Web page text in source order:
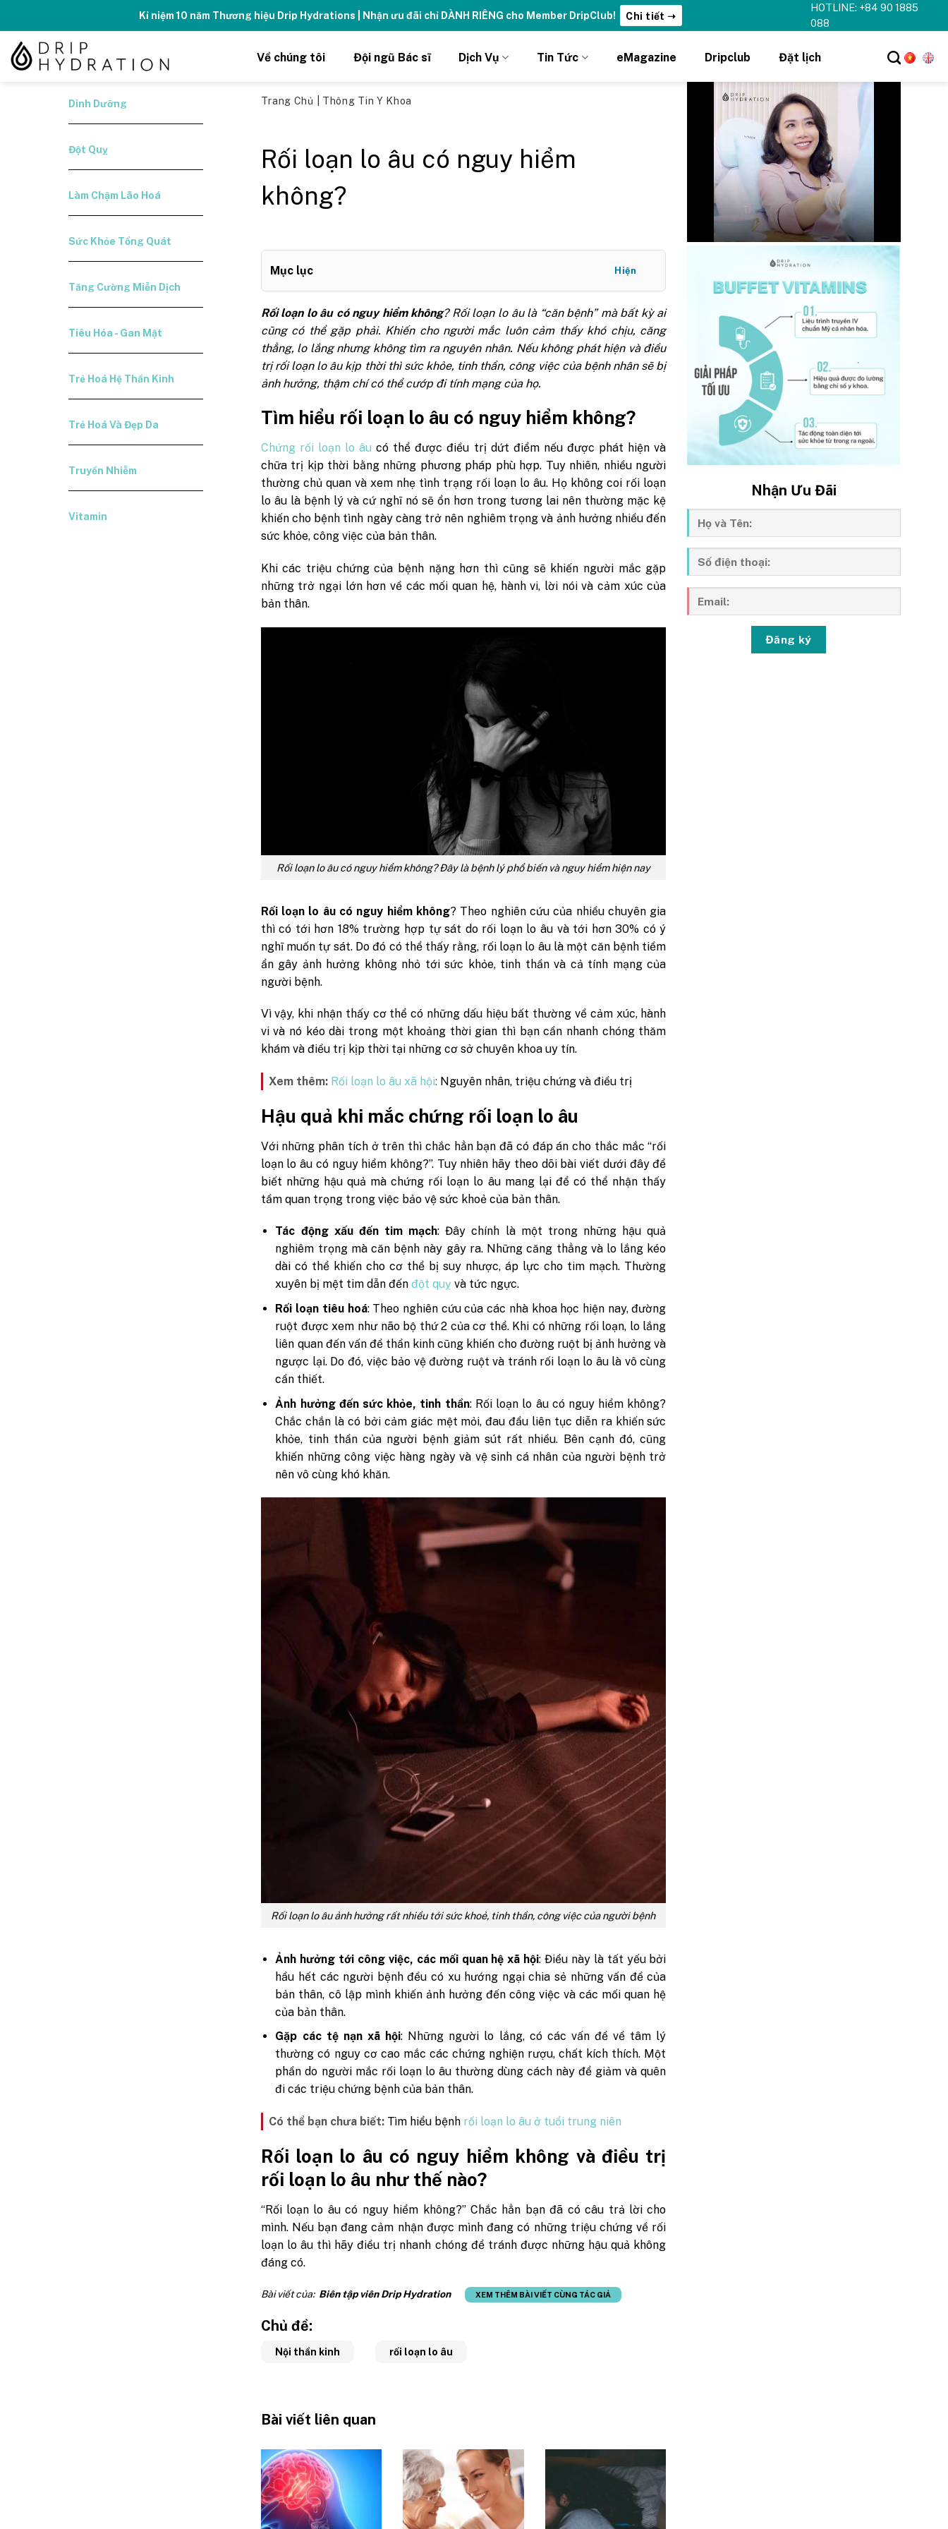
content
Kỉ niệm 10 năm Thương hiệu Drip Hydrations | Nhận ưu đãi chỉ DÀNH RIÊNG cho Member DripClub! Chi tiết ➝
HOTLINE: +84 90 1885
088
Về chúng tôi Đội ngũ Bác sĩ Dịch Vụ Tin Tức eMagazine Dripclub Đặt lịch
Dinh Dưỡng
Đột Quỵ
Làm Chậm Lão Hoá
Sức Khỏe Tổng Quát
Tăng Cường Miễn Dịch
Tiêu Hóa - Gan Mật
Trẻ Hoá Hệ Thần Kinh
Trẻ Hoá Và Đẹp Da
Truyền Nhiễm
Vitamin
Trang Chủ Thông Tin Y Khoa
Rối loạn lo âu có nguy hiểm
không?
Mục lục Hiện
Rối loạn lo âu có nguy hiểm không? Rối loạn lo âu là “căn bệnh” mà bất kỳ ai
cũng có thể gặp phải. Khiến cho người mắc luôn cảm thấy khó chịu, căng
thẳng, lo lắng nhưng không tìm ra nguyên nhân. Nếu không phát hiện và điều
trị rối loạn lo âu kịp thời thì sức khỏe, tinh thần, công việc của bệnh nhân sẽ bị
ảnh hưởng, thậm chí có thể cướp đi tính mạng của họ.
Tìm hiểu rối loạn lo âu có nguy hiểm không?
Chứng rối loạn lo âu có thể được điều trị dứt điểm nếu được phát hiện và
chữa trị kịp thời bằng những phương pháp phù hợp. Tuy nhiên, nhiều người
thường chủ quan và xem nhẹ tình trạng rối loạn lo âu. Họ không coi rối loạn
lo âu là bệnh lý và cứ nghĩ nó sẽ ổn hơn trong tương lai nên thường mặc kệ
khiến cho bệnh tình ngày càng trở nên nghiêm trọng và ảnh hưởng nhiều đến
sức khỏe, công việc của bản thân.
Khi các triệu chứng của bệnh nặng hơn thì cũng sẽ khiến người mắc gặp
những trở ngại lớn hơn về các mối quan hệ, hành vi, lời nói và cảm xúc của
bản thân.
Rối loạn lo âu có nguy hiểm không? Đây là bệnh lý phổ biến và nguy hiểm hiện nay
Rối loạn lo âu có nguy hiểm không? Theo nghiên cứu của nhiều chuyên gia
thì có tới hơn 18% trường hợp tự sát do rối loạn lo âu và tới hơn 30% có ý
nghĩ muốn tự sát. Do đó có thể thấy rằng, rối loạn lo âu là một căn bệnh tiềm
ẩn gây ảnh hưởng không nhỏ tới sức khỏe, tinh thần và cả tính mạng của
người bệnh.
Vì vậy, khi nhận thấy cơ thể có những dấu hiệu bất thường về cảm xúc, hành
vi và nó kéo dài trong một khoảng thời gian thì bạn cần nhanh chóng thăm
khám và điều trị kịp thời tại những cơ sở chuyên khoa uy tín.
Xem thêm: Rối loạn lo âu xã hội: Nguyên nhân, triệu chứng và điều trị
Hậu quả khi mắc chứng rối loạn lo âu
Với những phân tích ở trên thì chắc hẳn bạn đã có đáp án cho thắc mắc “rối
loạn lo âu có nguy hiểm không?”. Tuy nhiên hãy theo dõi bài viết dưới đây để
biết những hậu quả mà chứng rối loạn lo âu mang lại để có thể nhận thấy
tầm quan trọng trong việc bảo vệ sức khoẻ của bản thân.
Tác động xấu đến tim mạch: Đây chính là một trong những hậu quả
nghiêm trọng mà căn bệnh này gây ra. Những căng thẳng và lo lắng kéo
dài có thể khiến cho cơ thể bị suy nhược, áp lực cho tim mạch. Thường
xuyên bị mệt tim dẫn đếnđột quỵ và tức ngực.
Rối loạn tiêu hoá: Theo nghiên cứu của các nhà khoa học hiện nay, đường
ruột được xem như não bộ thứ 2 của cơ thể. Khi có những rối loạn, lo lắng
liên quan đến vấn đề thần kinh cũng khiến cho đường ruột bị ảnh hưởng và
ngược lại. Do đó, việc bảo vệ đường ruột và tránh rối loạn lo âu là vô cùng
cần thiết.
Ảnh hưởng đến sức khỏe, tinh thần: Rối loạn lo âu có nguy hiểm không?
Chắc chắn là có bởi cảm giác mệt mỏi, đau đầu liên tục diễn ra khiến sức
khỏe, tinh thần của người bệnh giảm sút rất nhiều. Bên cạnh đó, cũng
khiến những công việc hàng ngày và vệ sinh cá nhân của người bệnh trở
nên vô cùng khó khăn.
Rối loạn lo âu ảnh hưởng rất nhiều tới sức khoẻ, tinh thần, công việc của người bệnh
Ảnh hưởng tới công việc, các mối quan hệ xã hội: Điều này là tất yếu bởi
hầu hết các người bệnh đều có xu hướng ngại chia sẻ những vấn đề của
bản thân, cô lập mình khiến ảnh hưởng đến công việc và các mối quan hệ
của bản thân.
Gặp các tệ nạn xã hội: Những người lo lắng, có các vấn đề về tâm lý
thường có nguy cơ cao mắc các chứng nghiện rượu, chất kích thích. Một
phần do người mắc rối loạn lo âu thường dùng cách này để giảm và quên
đi các triệu chứng bệnh của bản thân.
Có thể bạn chưa biết: Tìm hiểu bệnh rối loạn lo âu ở tuổi trung niên
Rối loạn lo âu có nguy hiểm không và điều trị
rối loạn lo âu như thế nào?
“Rối loạn lo âu có nguy hiểm không?” Chắc hẳn bạn đã có câu trả lời cho
mình. Nếu bạn đang cảm nhận được mình đang có những triệu chứng về rối
loạn lo âu thì hãy điều trị nhanh chóng để tránh được những hậu quả không
đáng có.
Bài viết của: Biên tập viên Drip Hydration XEM THÊM BÀI VIẾT CÙNG TÁC GIẢ
Chủ đề:
Nội thần kinh rối loạn lo âu
Bài viết liên quan
Nhận Ưu Đãi
Đăng ký